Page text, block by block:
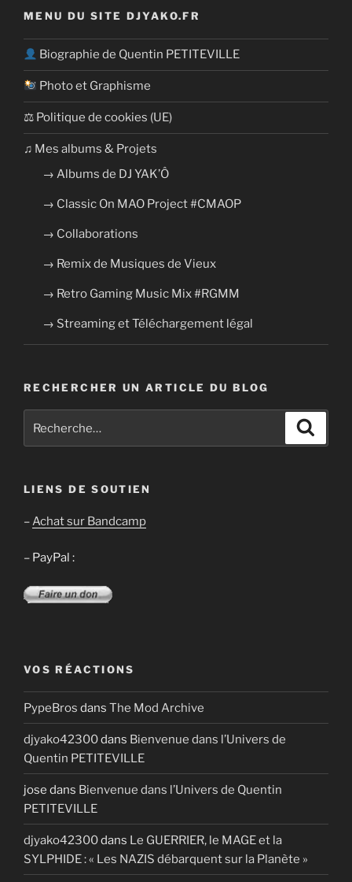
MENU DU SITE DJYAKO.FR
Biographie de Quentin PETITEVILLE
Photo et Graphisme
⚖ Politique de cookies (UE)
​​♫ Mes albums & Projets
→ Albums de DJ YAK’Ô
→ Classic On MAO Project #CMAOP
→ Collaborations
→ Remix de Musiques de Vieux
→ Retro Gaming Music Mix #RGMM
→ Streaming et Téléchargement légal
RECHERCHER UN ARTICLE DU BLOG
pour
LIENS DE SOUTIEN
– Achat sur Bandcamp
– PayPal :
VOS RÉACTIONS
PypeBros dans The Mod Archive
djyako42300dans Bienvenue dans l’Univers de
Quentin PETITEVILLE
jose dans Bienvenue dans l’Univers de Quentin
PETITEVILLE
djyako42300dans Le GUERRIER, le MAGE et la
SYLPHIDE : « Les NAZIS débarquent sur la Planète »